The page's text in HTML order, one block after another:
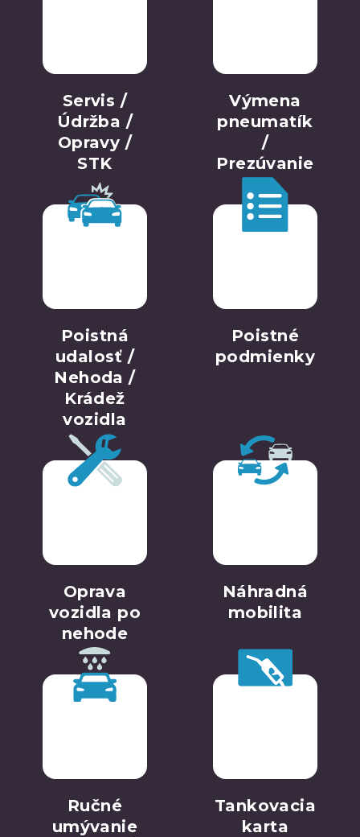
Servis /
Údržba /
Opravy /
STK
Výmena
pneumatík
/
Prezúvanie
Poistná
udalosť /
Nehoda /
Krádež
vozidla
Poistné
podmienky
Oprava
vozidla po
nehode
Náhradná
mobilita
Ručné
umývanie
Tankovacia
karta